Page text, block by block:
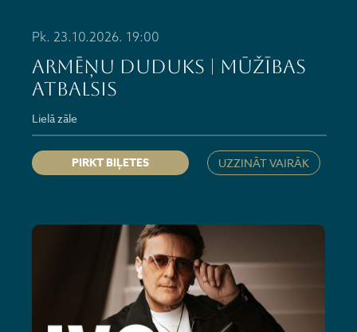
Pk. 23.10.2026. 19:00
ARMĒŅU DUDUKS | Mūžības
atbalsis
Lielā zāle
PIRKT BIĻETES UZZINĀT VAIRĀK